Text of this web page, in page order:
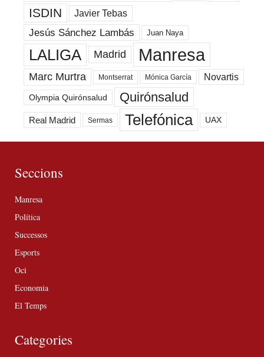
ISDIN Javier Tebas
Jesús Sánchez Lambás Juan Naya
LALIGA Madrid Manresa
Marc Murtra Montserrat Mónica García Novartis
Olympia Quirónsalud Quirónsalud
Real Madrid Sermas Telefónica UAX
Seccions
Manresa
Política
Successos
Esports
Oci
Economia
El Temps
Categories